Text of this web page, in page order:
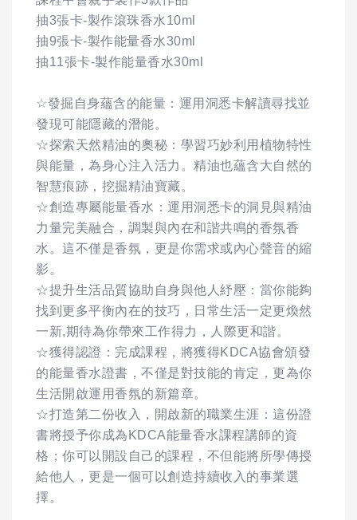
抽3張卡-製作滾珠香水10ml
抽9張卡-製作能量香水30ml
抽11張卡-製作能量香水30ml
☆發掘自身蘊含的能量：運用洞悉卡解讀尋找並
發現可能隱藏的潛能。
☆探索天然精油的奧秘：學習巧妙利用植物特性
與能量，為身心注入活力。精油也蘊含大自然的
智慧痕跡，挖掘精油寶藏。
☆創造專屬能量香水：運用洞悉卡的洞見與精油
力量完美融合，調製與內在和諧共鳴的香氛香
水。這不僅是香氛，更是你需求或內心聲音的縮
影。
☆提升生活品質協助自身與他人紓壓：當你能夠
找到更多平衡內在的技巧，日常生活一定更煥然
一新,期待為你帶來工作得力，人際更和諧。
☆獲得認證：完成課程，將獲得KDCA協會頒發
的能量香水證書，不僅是對技能的肯定，更為你
生活開啟運用香氛的新篇章。
☆打造第二份收入，開啟新的職業生涯：這份證
書將授予你成為KDCA能量香水課程講師的資
格；你可以開設自己的課程，不但能將所學傳授
給他人，更是一個可以創造持續收入的事業選
擇。